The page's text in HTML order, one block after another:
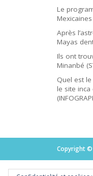
Le
Après
Mayas
Ils ont
Minanbé
Quel est
le site
Copyright